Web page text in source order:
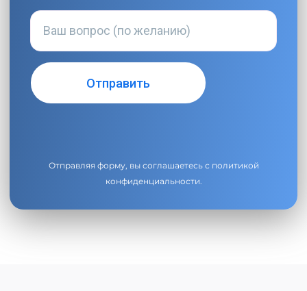
Отправляя форму, вы соглашаетесь с политикой
конфиденциальности.